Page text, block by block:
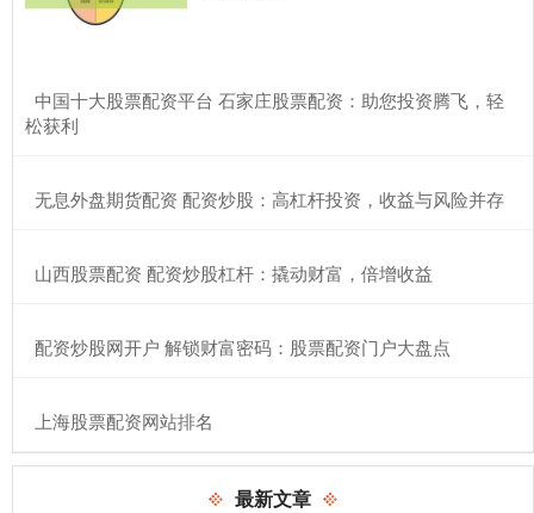
​中国十大股票配资平台 石家庄股票配资：助您投资腾飞，轻
松获利
​无息外盘期货配资 配资炒股：高杠杆投资，收益与风险并存
​山西股票配资 配资炒股杠杆：撬动财富，倍增收益
​配资炒股网开户 解锁财富密码：股票配资门户大盘点
​上海股票配资网站排名
最新文章